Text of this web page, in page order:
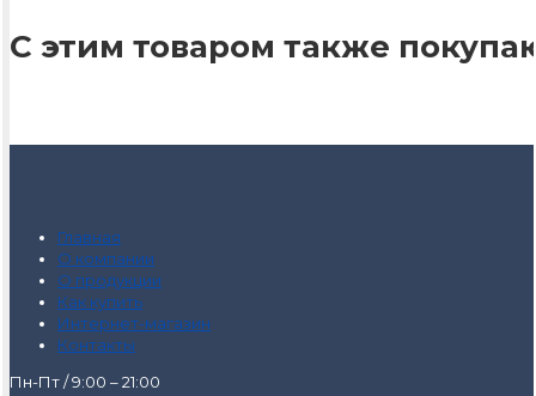
С этим товаром также
Главная
О компании
О продукции
Как купить
Интернет-магазин
Контакты
Пн-Пт / 9:00 – 21:00